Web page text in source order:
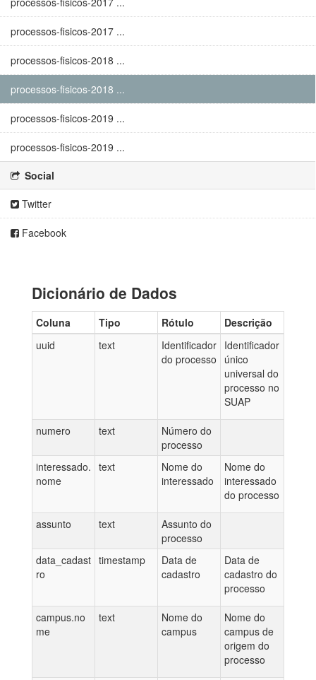
processos-fisicos-2017 ...
processos-fisicos-2018 ...
processos-fisicos-2018 ...
processos-fisicos-2019 ...
processos-fisicos-2019 ...
Social
Twitter
Facebook
Dicionário de Dados
Coluna Tipo Rótulo
Descrição
uuid
text
Identificador
do processo
Identificador
único
universal do
processo no
SUAP
numero text
Número do
processo
interessado.
nome
text
Nome do
interessado
Nome do
interessado
do processo
assunto text
Assunto do
processo
data_cadast
ro
timestamp
Data de
cadastro
Data de
cadastro do
processo
campus.no
me
text
Nome do
campus
Nome do
campus de
origem do
processo